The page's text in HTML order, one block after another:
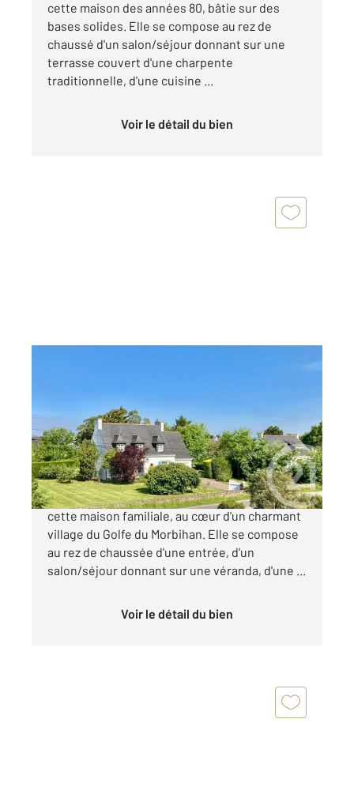
cette maison des années 80, bâtie sur des
bases solides. Elle se compose au rez de
chaussé d'un salon/séjour donnant sur une
terrasse couvert d'une charpente
traditionnelle, d'une cuisine ...
Voir le détail du bien
Maison à vendre
599 000 €
Century 21 Sarz'eau Immobilier, vous présente
cette maison familiale, au cœur d'un charmant
village du Golfe du Morbihan. Elle se compose
au rez de chaussée d'une entrée, d'un
salon/séjour donnant sur une véranda, d'une ...
Voir le détail du bien